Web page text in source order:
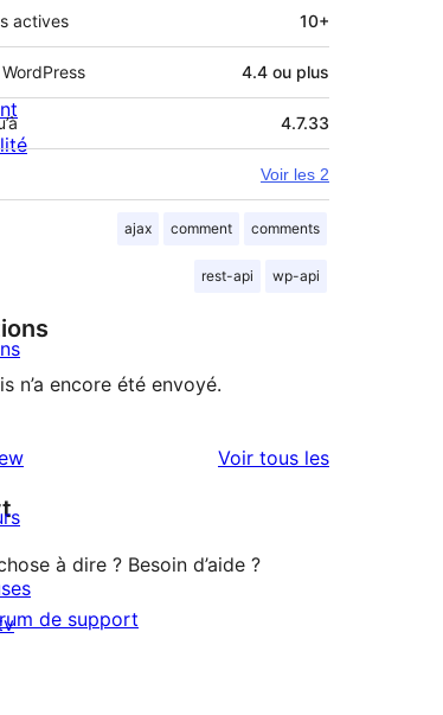
actives 10+
4.4 ou plus
4.7.33
Voir les 2
ajax comment comments
rest-api wp-api
n’a encore été envoyé.
Voir tous lesavis
à dire ? Besoin d’aide ?
de support